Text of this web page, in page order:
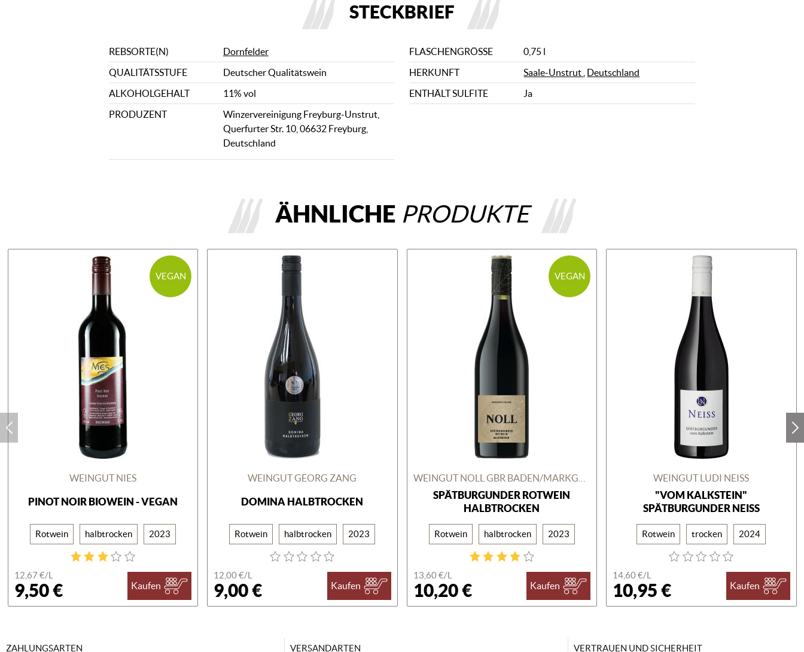
STECKBRIEF
REBSORTE(N) Dornfelder FLASCHENGRÖSSE
0,75 l
QUALITÄTSSTUFE
Deutscher Qualitätswein HERKUNFT Saale-Unstrut Deutschland
ALKOHOLGEHALT
11% vol ENTHÄLT SULFITE
Ja
PRODUZENT
Winzervereinigung Freyburg-Unstrut,
Querfurter Str. 10, 06632 Freyburg,
Deutschland
ÄHNLICHE PRODUKTE
VEGAN
WEINGUT NIES
PINOT NOIR BIOWEIN - VEGAN
Rotwein halbtrocken 2023
12,67 €/L
9,50 € Kaufen
WEINGUT GEORG ZANG
DOMINA HALBTROCKEN
Rotwein halbtrocken 2023
12,00 €/L
9,00 € Kaufen
VEGAN
SPÄTBURGUNDER ROTWEIN
HALBTROCKEN
Rotwein halbtrocken 2023
13,60 €/L
10,20 € Kaufen
WEINGUT LUDI NEISS
"VOM KALKSTEIN"
SPÄTBURGUNDER NEISS
Rotwein trocken 2024
14,60 €/L
10,95 € Kaufen
ZAHLUNGSARTEN VERSANDARTEN VERTRAUEN UND SICHERHEIT